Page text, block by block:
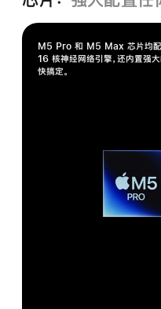
M5 Pro 和 M5 Max 芯片均配
16 核神经网络引擎，还内置强
快搞定。